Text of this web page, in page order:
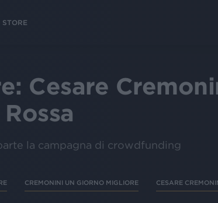
STORE
Cesare
la campagna di crowdfunding
CREMONINI UN GIORNO MIGLIORE CESARE